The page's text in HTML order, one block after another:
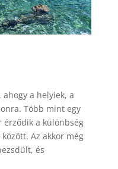
a helyiek, a
Több mint egy
érződik a különbség
Az akkor még
és